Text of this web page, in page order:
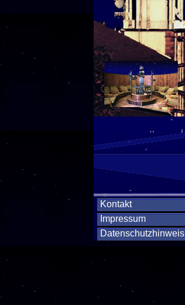
Kontakt
Impressum
Datenschutzhinweis